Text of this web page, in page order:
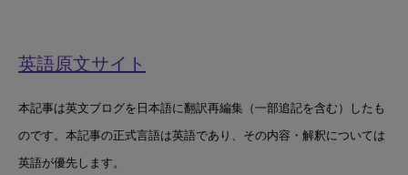
英語原文サイト
本記事は英文ブログを日本語に翻訳再編集（一部追記を含む）したも
のです。本記事の正式言語は英語であり、その内容・解釈については
英語が優先します。